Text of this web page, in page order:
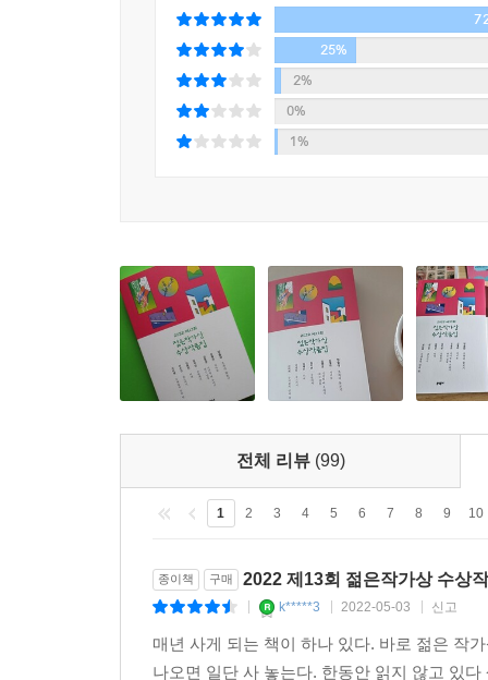
중단편소설을 모두 검토하고 그 가운데 탁월
문학평론가 김보경, 박서양, 임정균 씨가 합류해
본심은 구병모, 권희철, 손보미, 은희경, 임철우
생각하는 다섯 작품에 투표한 뒤 그 결과를 확인해
감사의 인사를 건네고 싶다. _‘심사 경위’에서
★
임솔아, 「초파리 돌보기」 현실과 소설이 분리
원영은 상자를 열었다. 소설집 한 권을 꺼냈다.
돋보기를 썼다. 초점이 맞도록 얼굴을 뒤로 쭉
초파리와 실험동 덕분이라고 생각했다.(『릿 터
■ 2013년 중앙신인문학상, 2015년 문학동네
아니라고 잘라 말하기』, 장편소설 『최선의
25%
2%
0%
1%
전체 리뷰 (99)
1 2 3 4 5 6 7 8 9 10
종이책 구매 2022 제13회 젊은작가상 수상
k*****3 2022-05-03 신고
매년 사게 되는 책이 하나 있다. 바로 젊은 작
나오면 일단 사 놓는다. 한동안 읽지 않고 있